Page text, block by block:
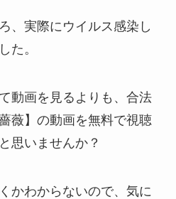
、実際にウイルス感染し
た。
動画を見るよりも、合法
薇】の動画を無料で視聴
思いませんか？
かわからないので、気に